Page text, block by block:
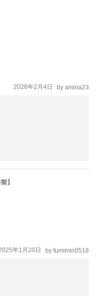
2026年2月4日 by amina23
】
年1月20日 by fumimin0518